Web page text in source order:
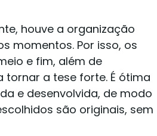
houve a organização
momentos. Por isso, os
e fim, além de
tornar a tese forte. É ótima
e desenvolvida, de modo
são originais, sem